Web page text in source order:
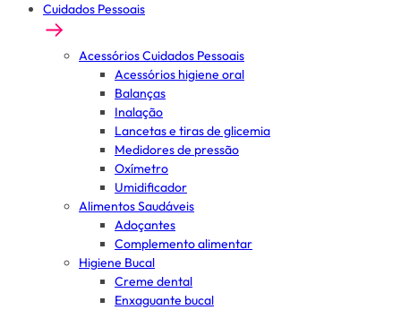
Cuidados Pessoais
Acessórios Cuidados Pessoais
Acessórios higiene oral
Balanças
Inalação
Lancetas e tiras de glicemia
Medidores de pressão
Oxímetro
Umidificador
Alimentos Saudáveis
Adoçantes
Complemento alimentar
Higiene Bucal
Creme dental
Enxaguante bucal